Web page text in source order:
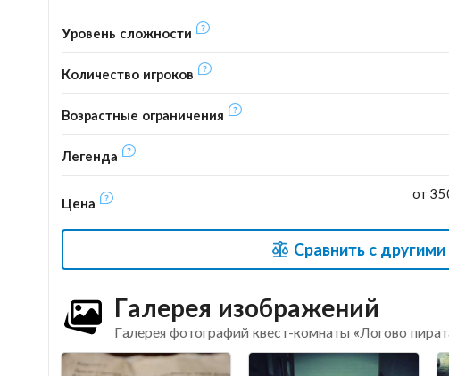
Уровень сложности
Количество игроков
Возрастные ограничения
Легенда
Цена
от
Сравнить с
Галерея изображений
Галерея фотографий квест-комнаты «Логово